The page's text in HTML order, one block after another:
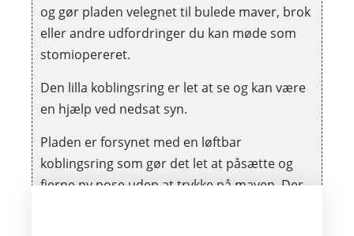
og gør pladen velegnet til bulede maver, brok
eller andre udfordringer du kan møde som
stomiopereret.
Den lilla koblingsring er let at se og kan være
en hjælp ved nedsat syn.
Pladen er forsynet med en løftbar
koblingsring som gør det let at påsætte og
fjerne ny pose uden at trykke på maven. Der